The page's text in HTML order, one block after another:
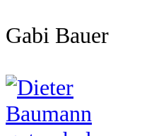
Gabi Bauer